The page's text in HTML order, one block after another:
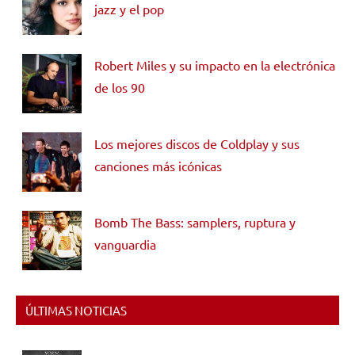
jazz y el pop
Robert Miles y su impacto en la electrónica
de los 90
Los mejores discos de Coldplay y sus
canciones más icónicas
Bomb The Bass: samplers, ruptura y
vanguardia
ÚLTIMAS NOTICIAS